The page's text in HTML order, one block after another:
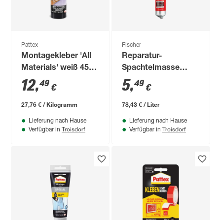
Pattex
Montagekleber 'All
Materials' weiß 450
g
12,49 €
27,76 € / Kilogramm
Lieferung nach Hause
Verfügbar in Troisdorf
Fischer
Reparatur-
Spachtelmasse
'Ganz ohne
Werkzeug' mit
Spachtel 70 ml
5,49 €
78,43 € / Liter
Lieferung nach Hause
Verfügbar in Troisdorf